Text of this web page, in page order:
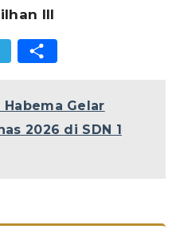
III
Telegram
Habema Gelar
2026 di SDN 1